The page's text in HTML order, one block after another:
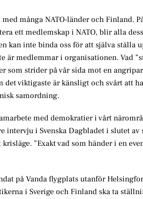
många NATO-länder och Finland.
ett medlemskap i NATO, blir alla
kan inte binda oss för att själva ställa
är medlemmar i organisationen. Vad
strider på vår sida mot en
viktigaste är känsligt och svårt att
samordning.
med demokratier i vårt
i Svenska Dagbladet i slutet av
”Exakt vad som händer i en
på Vanda flygplats utanför
i Sverige och Finland ska ta